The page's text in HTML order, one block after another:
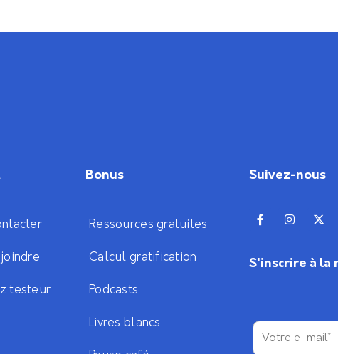
testeur
Bonus
Ressources gratuites
Calcul gratification
Podcasts
Livres blancs
Suivez-nous
S'inscrire à la